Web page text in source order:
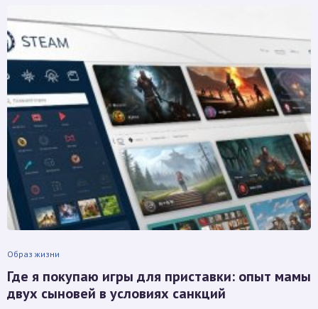
Образ жизни
Где я покупаю игры для приставки: опыт мамы
двух сыновей в условиях санкций